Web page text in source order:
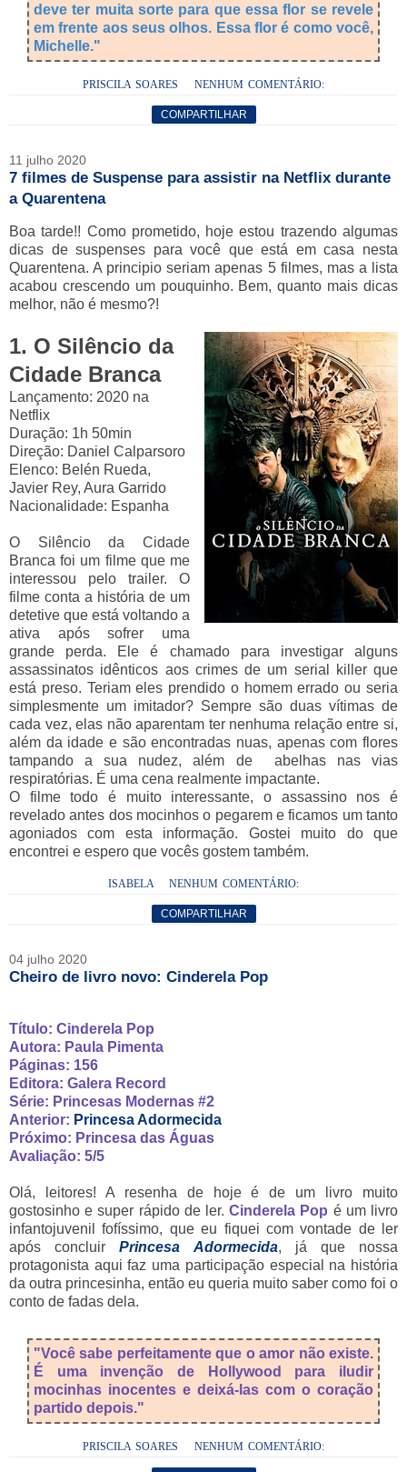
deve ter muita sorte para que essa flor se revele
em frente aos seus olhos. Essa flor é como você,
Michelle."
PRISCILA SOARES NENHUM COMENTÁRIO:
COMPARTILHAR
11 julho 2020
7 filmes de Suspense para assistir na Netflix durante
a Quarentena
Boa tarde!! Como prometido, hoje estou trazendo algumas
dicas de suspenses para você que está em casa nesta
Quarentena. A principio seriam apenas 5 filmes, mas a lista
acabou crescendo um pouquinho. Bem, quanto mais dicas
melhor, não é mesmo?!
1. O Silêncio da
Cidade Branca
Lançamento: 2020 na
Netflix
Duração: 1h 50min
Direção: Daniel Calparsoro
Elenco: Belén Rueda,
Javier Rey, Aura Garrido
Nacionalidade: Espanha
O Silêncio da Cidade
Branca foi um filme que me
interessou pelo trailer. O
filme conta a história de um
detetive que está voltando a
ativa após sofrer uma
grande perda. Ele é chamado para investigar alguns
assassinatos idênticos aos crimes de um serial killer que
está preso. Teriam eles prendido o homem errado ou seria
simplesmente um imitador? Sempre são duas vítimas de
cada vez, elas não aparentam ter nenhuma relação entre si,
além da idade e são encontradas nuas, apenas com flores
tampando a sua nudez, além de abelhas nas vias
respiratórias. É uma cena realmente impactante.
O filme todo é muito interessante, o assassino nos é
revelado antes dos mocinhos o pegarem e ficamos um tanto
agoniados com esta informação. Gostei muito do que
encontrei e espero que vocês gostem também.
ISABELA NENHUM COMENTÁRIO:
COMPARTILHAR
04 julho 2020
Cheiro de livro novo: Cinderela Pop
Título: Cinderela Pop
Autora: Paula Pimenta
Páginas: 156
Editora: Galera Record
Série: Princesas Modernas #2
Anterior: Princesa Adormecida
Próximo: Princesa das Águas
Avaliação: 5/5
Olá, leitores! A resenha de hoje é de um livro muito
gostosinho e super rápido de ler.Cinderela Pop é um livro
infantojuvenil fofíssimo, que eu fiquei com vontade de ler
após concluirPrincesa Adormecida, já que nossa
protagonista aqui faz uma participação especial na história
da outra princesinha, então eu queria muito saber como foi o
conto de fadas dela.
"Você sabe perfeitamente que o amor não existe.
É uma invenção de Hollywood para iludir
mocinhas inocentes e deixá-las com o coração
partido depois."
PRISCILA SOARES NENHUM COMENTÁRIO: